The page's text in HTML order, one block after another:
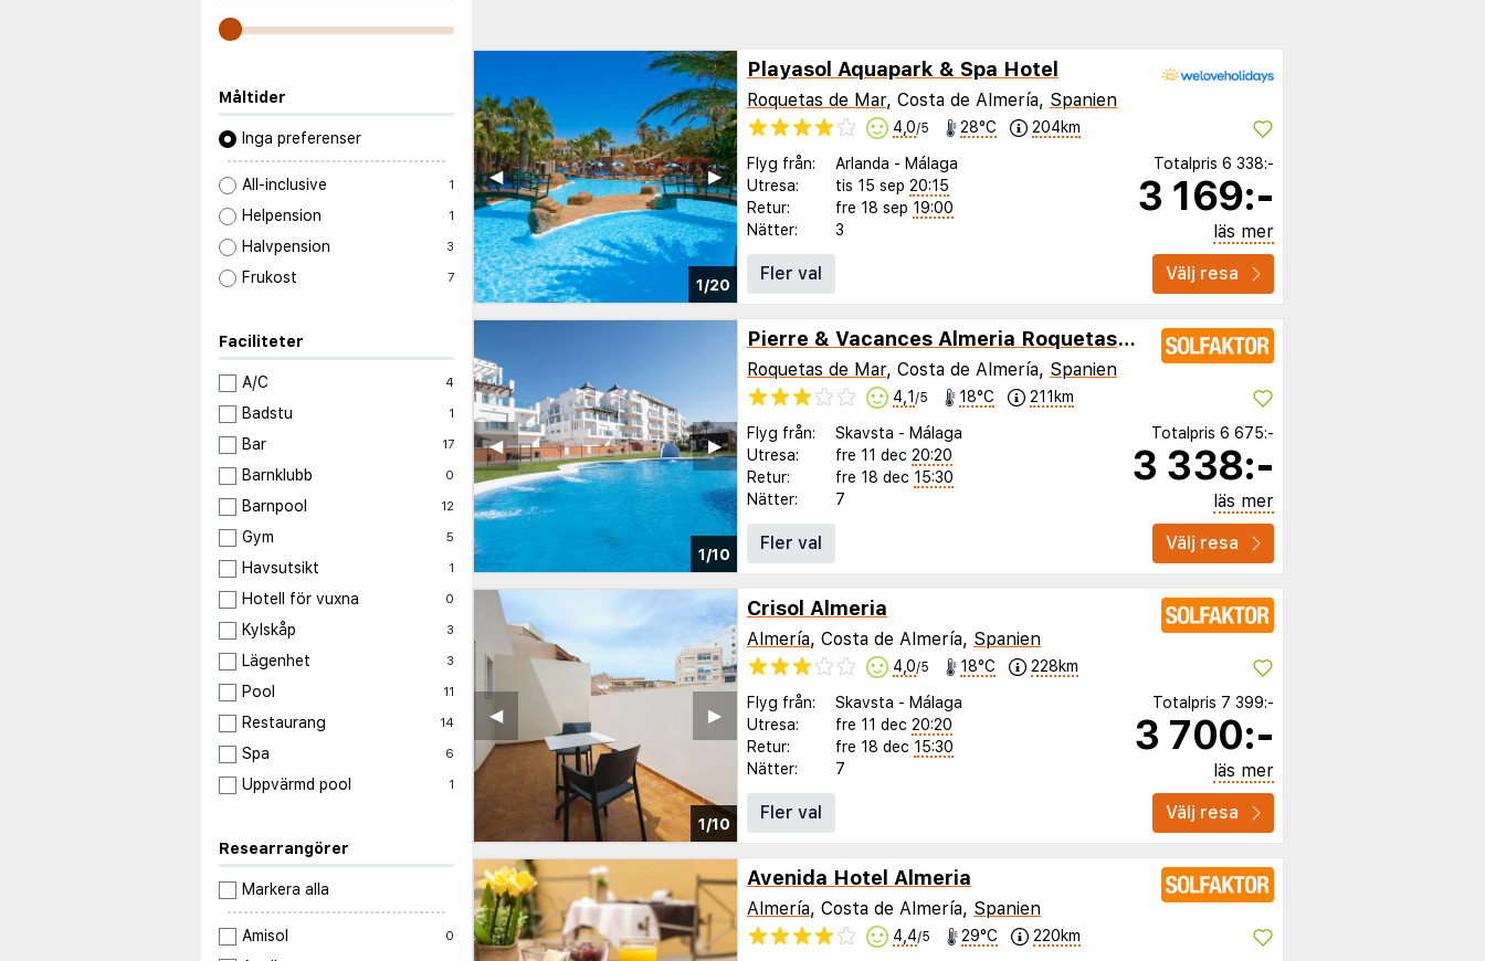
Måltider
Inga preferenser
All-inclusive 1
Helpension 1
Halvpension 3
Frukost 7
Faciliteter
A/C 4
Badstu 1
Bar 17
Barnklubb 0
Barnpool 12
Gym 5
Havsutsikt 1
Hotell för vuxna 0
Kylskåp 3
Lägenhet 3
Pool 11
Restaurang 14
Spa 6
Uppvärmd pool 1
Researrangörer
Markera alla
Amisol 0
1/20
▶︎
◀︎
Playasol Aquapark & Spa Hotel
Roquetas de Mar, Costa de Almería, Spanien
4,0/5 28°C 204km
Flyg från: Arlanda - Málaga
Utresa:
tis 15 sep 20:15
Retur:
fre 18 sep 19:00
Nätter:
3
Totalpris 6 338:-
3 169:-
läs mer
Fler val
Välj resa
1/10
▶︎
◀︎
Pierre & Vacances Almeria Roquetas de Mar
Roquetas de Mar, Costa de Almería, Spanien
4,1 /5 18°C 211km
Flyg från: Skavsta - Málaga
Utresa:
fre 11 dec 20:20
Retur:
fre 18 dec 15:30
Nätter:
7
Totalpris 6 675:-
3 338:-
läs mer
Fler val
Välj resa
1/10
▶︎
◀︎
Crisol Almeria
Almería, Costa de Almería, Spanien
4,0/5 18°C 228km
Flyg från: Skavsta - Málaga
Utresa:
fre 11 dec 20:20
Retur:
fre 18 dec 15:30
Nätter:
7
Totalpris 7 399:-
3 700:-
läs mer
Fler val
Välj resa
Avenida Hotel Almeria
Almería, Costa de Almería, Spanien
4,4/5 29°C 220km